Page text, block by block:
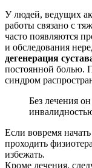
У людей, ведущих
работы связано с
часто появляются
и обследования
дегенерация
постоянной болью.
синдром
Без лечения
Если вовремя
проходить
избежать.
Кроме лечения,